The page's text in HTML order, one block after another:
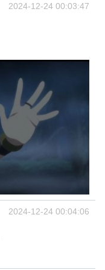
2024-12-24 00:03:47
2024-12-24 00:04:06